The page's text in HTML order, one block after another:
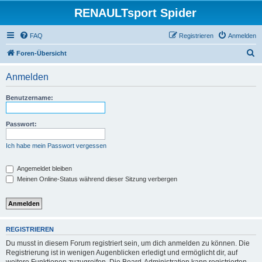
RENAULTsport Spider
FAQ Anmelden
Registrieren
Foren-Übersicht
Anmelden
Benutzername:
Passwort:
Ich habe mein Passwort vergessen
Angemeldet bleiben
Meinen Online-Status während dieser Sitzung verbergen
REGISTRIEREN
Du musst in diesem Forum registriert sein, um dich anmelden zu können. Die
Registrierung ist in wenigen Augenblicken erledigt und ermöglicht dir, auf